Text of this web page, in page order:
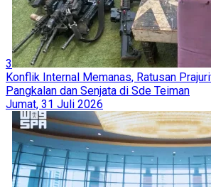
3
Konflik Internal Memanas, Ratusan
Pangkalan dan Senjata di Sde Teiman
Jumat, 31 Juli 2026